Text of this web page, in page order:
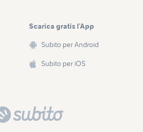
Scarica gratis l’App
Subito per Android
Subito per iOS